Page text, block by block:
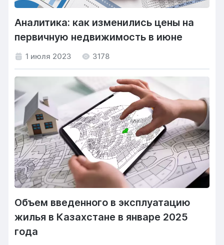
Аналитика: как изменились цены на
первичную недвижимость в июне
1 июля 2023 3178
Объем введенного в эксплуатацию
жилья в Казахстане в январе 2025
года